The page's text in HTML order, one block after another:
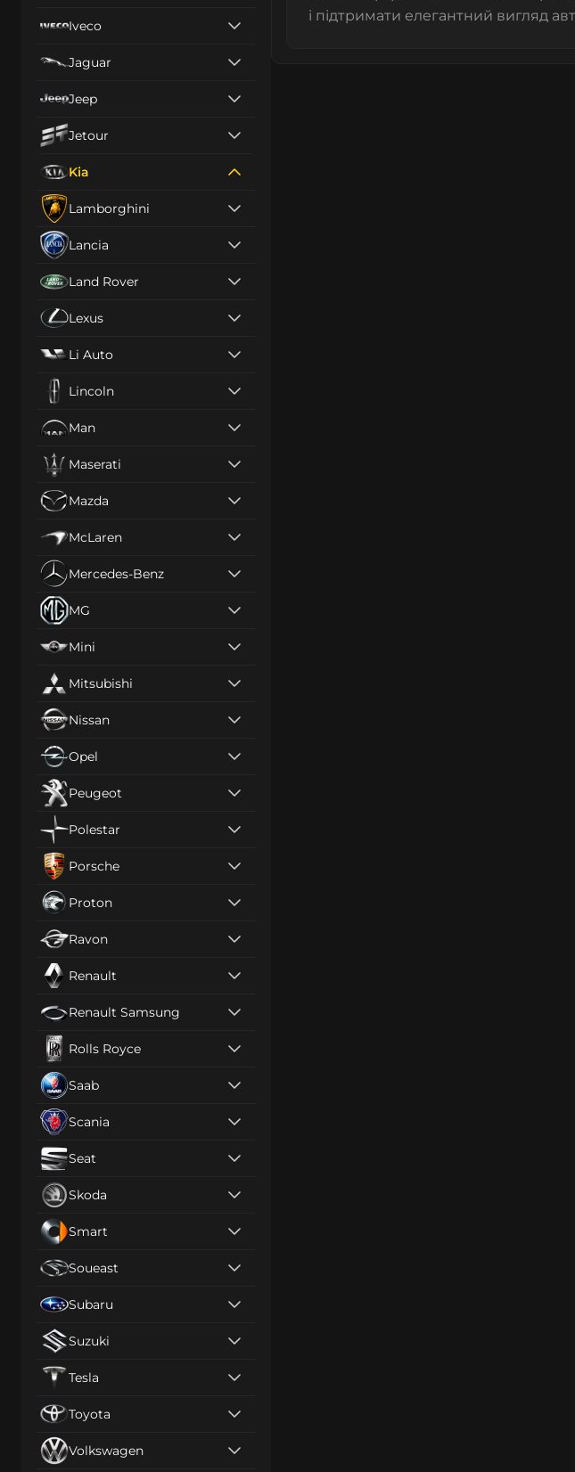
Iveco
Jaguar
Jeep
Jetour
Kia
Lamborghini
Lancia
Land Rover
Lexus
Li Auto
Lincoln
Man
Maserati
Mazda
McLaren
Mercedes-Benz
MG
Mini
Mitsubishi
Nissan
Opel
Peugeot
Polestar
Porsche
Proton
Ravon
Renault
Renault Samsung
Rolls Royce
Saab
Scania
Seat
Skoda
Smart
Soueast
Subaru
Suzuki
Tesla
Toyota
Volkswagen
і підтримати елегантний вигляд